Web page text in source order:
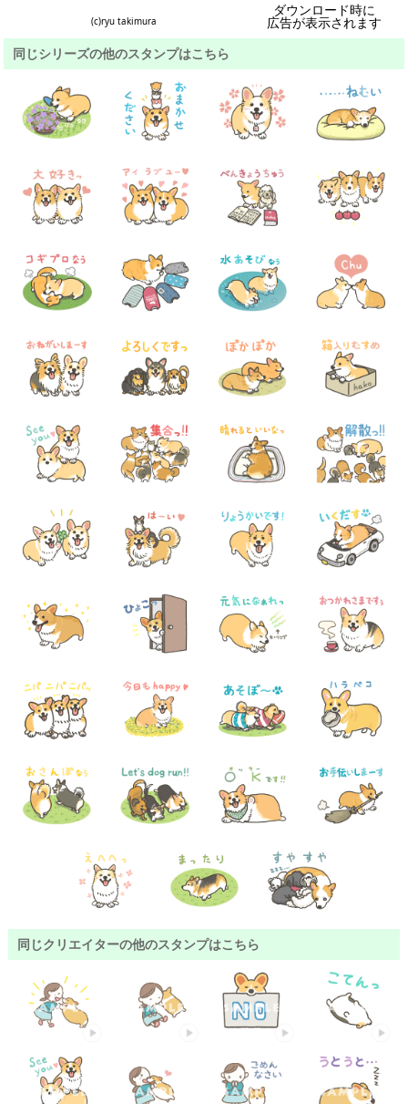
(c)ryu takimura
ダウンロード時に
広告が表示されます
同じシリーズの他のスタンプはこちら
同じクリエイターの他のスタンプはこちら